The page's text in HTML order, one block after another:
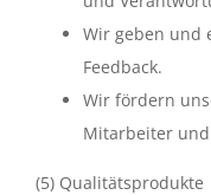
Wir geben und
Feedback.
Wir fördern
Mitarbeiter
(5) Qualitätsprodukte